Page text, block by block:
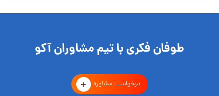
طوفان فکری با تیم مشاوران آکو
درخواست مشاوره